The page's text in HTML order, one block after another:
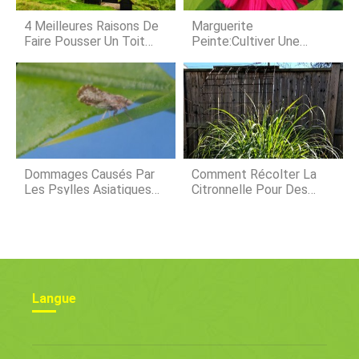
établir un patch, et une fois que vous
le faites, il vous récompensera avec
des couleur
4 Meilleures Raisons De
Faire Pousser Un Toit
Efficace, Toits De Vie
Verts
Marguerite
Peinte:Cultiver Une
Dommages Causés Par
Les Psylles Asiatiques
Comment Récolter La
Citronnelle Pour Des
Langue